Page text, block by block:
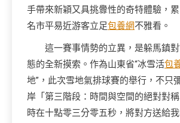
手帶來新穎又具挑釁性的奇特體驗，
名市平易近游客立足包養網不雅看。
這一賽事情勢的立異，是躲馬鎮對
態的全新摸索。作為山東省“冰雪活包
地”，此次雪地氣排球賽的舉行，不只
岸「第三階段：時間與空間的絕對對
時在十點零三分零五秒，將對方送給